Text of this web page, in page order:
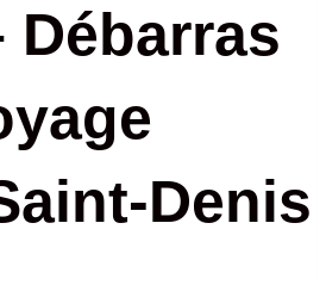
Débarras
Denis